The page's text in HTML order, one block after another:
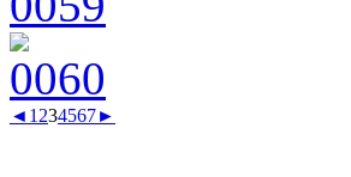
◄ 1234567►